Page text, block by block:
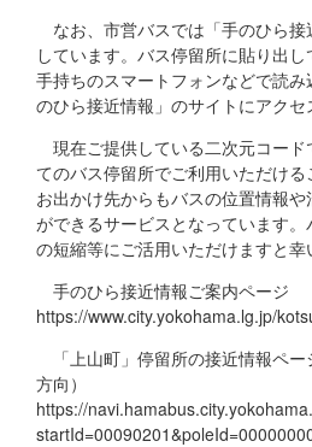
なお、市営バスでは「手のひら
しています。バス停留所に貼り出
手持ちのスマートフォンなどで読
のひら接近情報」のサイトにアクセ
現在ご提供している二次元コー
てのバス停留所でご利用いただけ
お出かけ先からもバスの位置情報
ができるサービスとなっています
の短縮等にご活用いただけますと幸
手のひら接近情報ご案内ページ
https://www.city.yokohama.lg.jp/
「上山町」停留所の接近情報ペ
方向）
https://